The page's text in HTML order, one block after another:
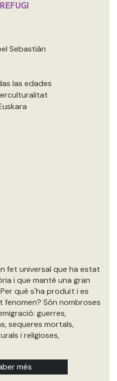
Sebastián
las edades
fet universal que ha estat
i que manté una gran
què s'ha produït i es
Són nombroses
guerres,
sequeres mortals,
i religioses,
més